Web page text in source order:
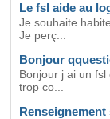
Le fsl aide au
Je souhaite
Je perç...
Bonjour
Bonjour j ai un
trop co...
Renseignement